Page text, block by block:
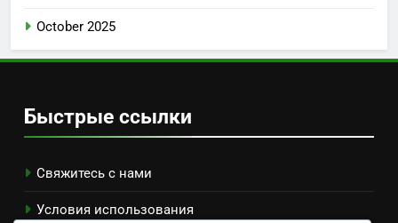
October 2025
Быстрые ссылки
Свяжитесь с нами
Условия использования